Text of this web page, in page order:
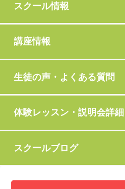
スクール情報
講座情報
生徒の声・よくある質問
体験レッスン・説明会詳細
スクールブログ